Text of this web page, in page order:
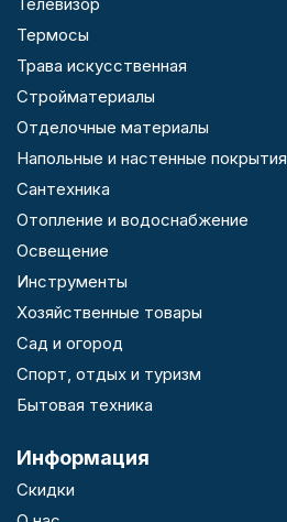
Термосы
Трава искусственная
Стройматериалы
Отделочные материалы
Напольные и настенные покрытия
Сантехника
Отопление и водоснабжение
Освещение
Инструменты
Хозяйственные товары
Сад и огород
Спорт, отдых и туризм
Бытовая техника
Информация
Скидки